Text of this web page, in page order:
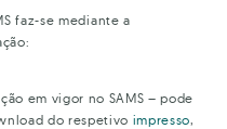
faz-se mediante a
em vigor no SAMS – pode
do respetivo impresso,